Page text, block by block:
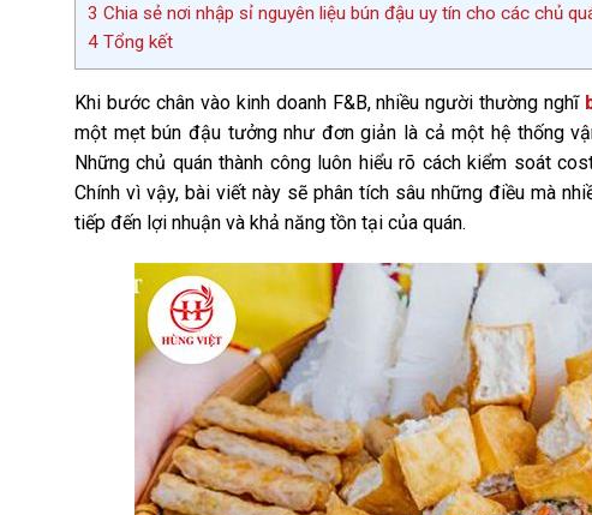
3 Chia sẻ nơi nhập sỉ nguyên liệu bún đậu uy tín cho các chủ
4 Tổng kết
Khi bước chân vào kinh doanh F&B, nhiều người thường nghĩ
một mẹt bún đậu tưởng như đơn giản là cả một hệ thống
Những chủ quán thành công luôn hiểu rõ cách kiểm soát
Chính vì vậy, bài viết này sẽ phân tích sâu những điều mà
tiếp đến lợi nhuận và khả năng tồn tại của quán.